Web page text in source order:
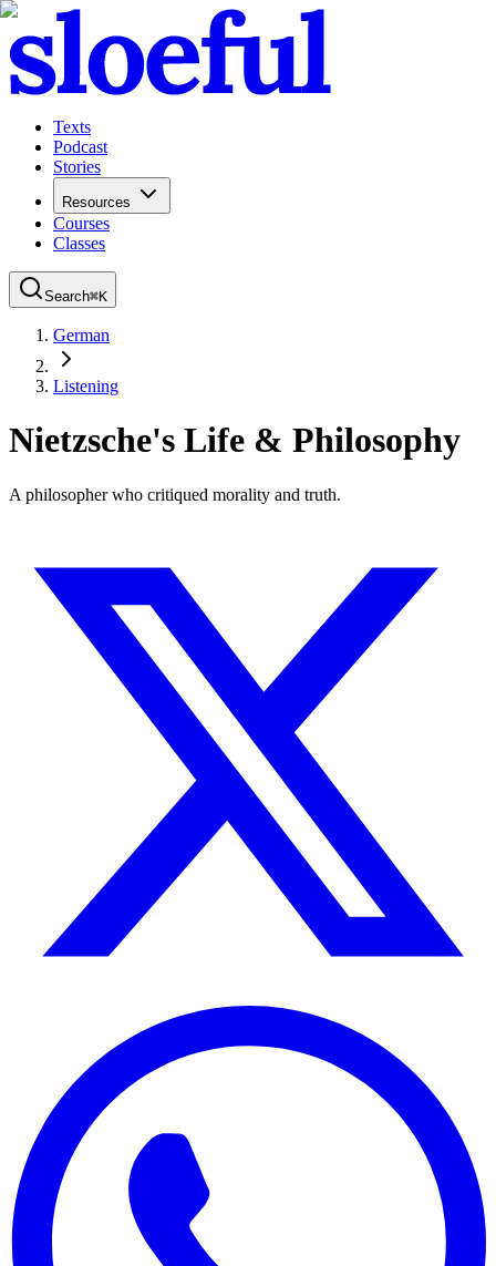
Texts
Podcast
Stories
Resources
Courses
Classes
Search⌘K
German
Listening
Nietzsche's Life & Philosophy
A philosopher who critiqued morality and truth.